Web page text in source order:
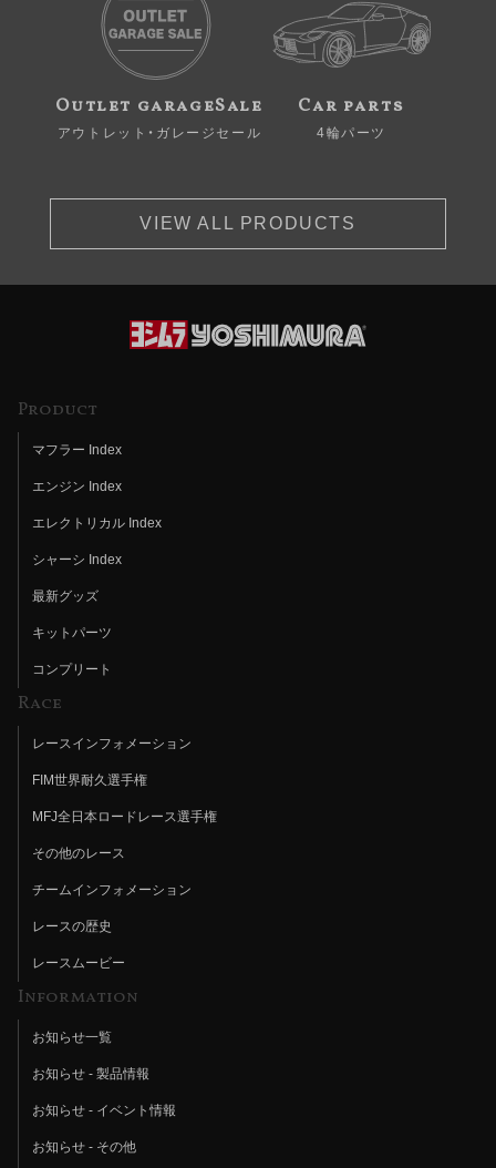
Outlet garageSale
アウトレット・ガレージセール
Car parts
4輪パーツ
VIEW ALL PRODUCTS
Product
マフラー Index
エンジン Index
エレクトリカル Index
シャーシ Index
最新グッズ
キットパーツ
コンプリート
Race
レースインフォメーション
FIM世界耐久選手権
MFJ全日本ロードレース選手権
その他のレース
チームインフォメーション
レースの歴史
レースムービー
Information
お知らせ一覧
お知らせ - 製品情報
お知らせ - イベント情報
お知らせ - その他